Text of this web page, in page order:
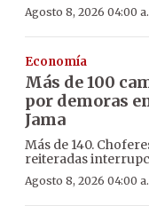
Agosto 8, 2026 04:00
Economía
Más de 100
por demoras
Jama
Más de 140.
reiteradas
Agosto 8, 2026 04:00